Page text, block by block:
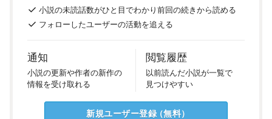
小説の未読話数がひと目でわかり前回の続きから読める
フォローしたユーザーの活動を追える
通知
小説の更新や作者の新作の
情報を受け取れる
閲覧履歴
以前読んだ小説が一覧で
見つけやすい
新規ユーザー登録（無料）